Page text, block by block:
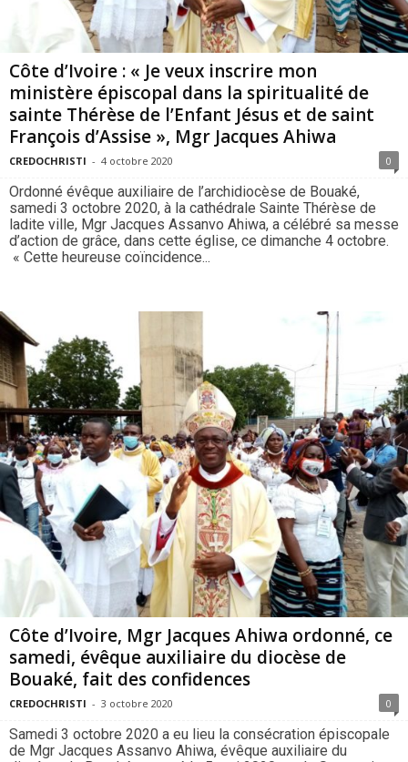
Côte d’Ivoire : « Je veux inscrire mon
ministère épiscopal dans la spiritualité de
sainte Thérèse de l’Enfant Jésus et de saint
François d’Assise », Mgr Jacques Ahiwa
CREDOCHRISTI - 4 octobre 2020 0
Ordonné évêque auxiliaire de l’archidiocèse de Bouaké,
samedi 3 octobre 2020, à la cathédrale Sainte Thérèse de
ladite ville, Mgr Jacques Assanvo Ahiwa, a célébré sa messe
d’action de grâce, dans cette église, ce dimanche 4 octobre.
« Cette heureuse coïncidence...
Côte d’Ivoire, Mgr Jacques Ahiwa ordonné, ce
samedi, évêque auxiliaire du diocèse de
Bouaké, fait des confidences
CREDOCHRISTI - 3 octobre 2020 0
Samedi 3 octobre 2020 a eu lieu la consécration épiscopale
de Mgr Jacques Assanvo Ahiwa, évêque auxiliaire du